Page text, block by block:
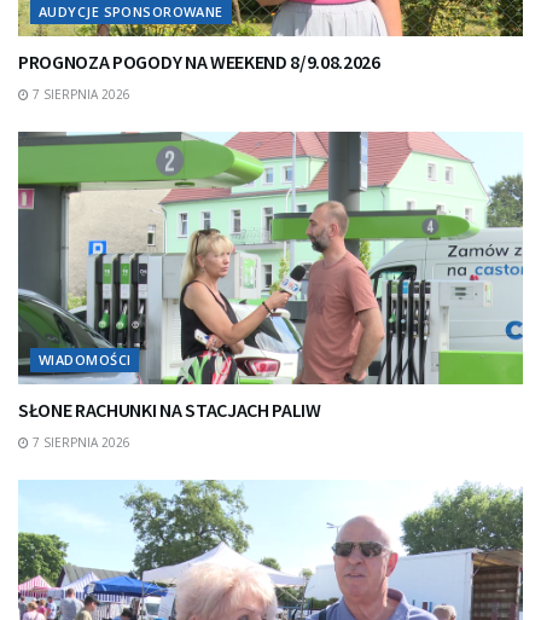
AUDYCJE SPONSOROWANE
PROGNOZA POGODY NA WEEKEND 8/9.08.2026
7 SIERPNIA 2026
WIADOMOŚCI
SŁONE RACHUNKI NA STACJACH PALIW
7 SIERPNIA 2026